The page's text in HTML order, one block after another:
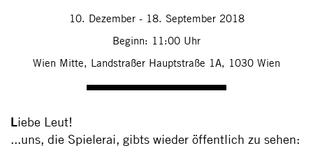
10. Dezember - 18. September 2018
Beginn: 11:00 Uhr
Wien Mitte, Landstraßer Hauptstraße 1A, 1030 Wien
Liebe Leut!
...uns, die Spielerai, gibts wieder öffentlich zu sehen: